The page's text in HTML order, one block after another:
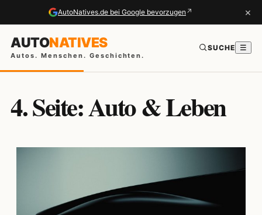
AutoNatives.de bei Google bevorzugen ↗ ×
AUTONATIVES
Autos. Menschen. Geschichten.
SUCHE ☰
4. Seite: Auto & Leben